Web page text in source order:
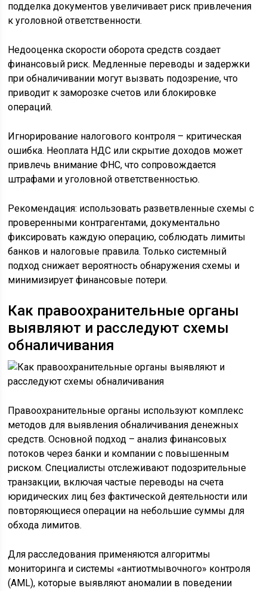
подделка документов увеличивает риск привлечения
к уголовной ответственности.
Недооценка скорости оборота средств создает
финансовый риск. Медленные переводы и задержки
при обналичивании могут вызвать подозрение, что
приводит к заморозке счетов или блокировке
операций.
Игнорирование налогового контроля – критическая
ошибка. Неоплата НДС или скрытие доходов может
привлечь внимание ФНС, что сопровождается
штрафами и уголовной ответственностью.
Рекомендация: использовать разветвленные схемы с
проверенными контрагентами, документально
фиксировать каждую операцию, соблюдать лимиты
банков и налоговые правила. Только системный
подход снижает вероятность обнаружения схемы и
минимизирует финансовые потери.
Как правоохранительные органы
выявляют и расследуют схемы
обналичивания
Правоохранительные органы используют комплекс
методов для выявления обналичивания денежных
средств. Основной подход – анализ финансовых
потоков через банки и компании с повышенным
риском. Специалисты отслеживают подозрительные
транзакции, включая частые переводы на счета
юридических лиц без фактической деятельности или
повторяющиеся операции на небольшие суммы для
обхода лимитов.
Для расследования применяются алгоритмы
мониторинга и системы «антиотмывочного» контроля
(AML), которые выявляют аномалии в поведении